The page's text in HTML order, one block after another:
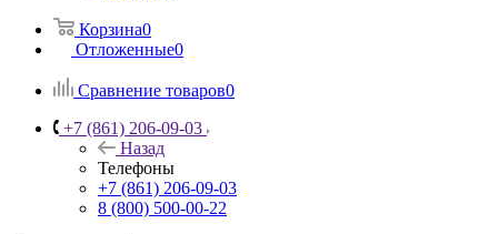
Корзина0
Отложенные0
Сравнение товаров0
+7 (861) 206-09-03
Назад
Телефоны
+7 (861) 206-09-03
8 (800) 500-00-22